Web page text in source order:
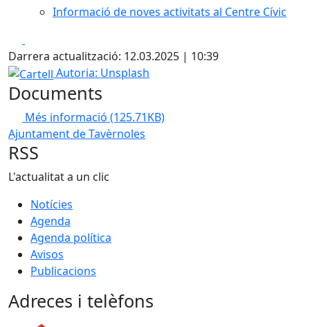
Informació de noves activitats al Centre Cívic
Darrera actualització: 12.03.2025 | 10:39
Cartell
Autoria: Unsplash
Documents
Més informació (125.71KB)
Ajuntament de Tavèrnoles
RSS
L'actualitat a un clic
Notícies
Agenda
Agenda política
Avisos
Publicacions
Adreces i telèfons